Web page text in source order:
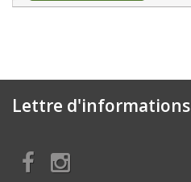
Lettre d'informations